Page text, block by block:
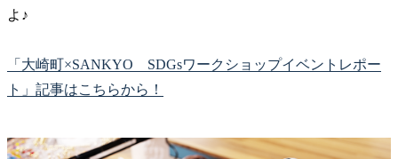
よ♪
「大崎町×SANKYO SDGsワークショップイベントレポー
ト」記事はこちらから！